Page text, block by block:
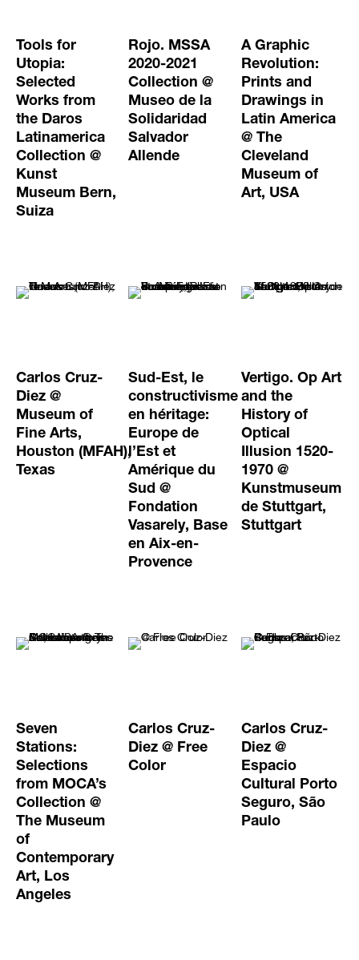
Tools for
Utopia:
Selected
Works from
the Daros
Latinamerica
Collection @
Kunst
Museum Bern,
Suiza
Rojo. MSSA
2020-2021
Collection @
Museo de la
Solidaridad
Salvador
Allende
A Graphic
Revolution:
Prints and
Drawings in
Latin America
@ The
Cleveland
Museum of
Art, USA
Carlos Cruz-
Diez @
Museum of
Fine Arts,
Houston (MFAH),
Texas
Sud-Est, le
constructivisme
en héritage:
Europe de
l’Est et
Amérique du
Sud @
Fondation
Vasarely, Base
en Aix-en-
Provence
Vertigo. Op Art
and the
History of
Optical
Illusion 1520-
1970 @
Kunstmuseum
de Stuttgart,
Stuttgart
Seven
Stations:
Selections
from MOCA’s
Collection @
The Museum
of
Contemporary
Art, Los
Angeles
Carlos Cruz-
Diez @ Free
Color
Carlos Cruz-
Diez @
Espacio
Cultural Porto
Seguro, São
Paulo